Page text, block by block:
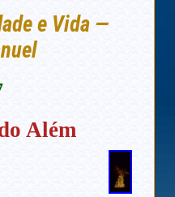
e Vida —
Além